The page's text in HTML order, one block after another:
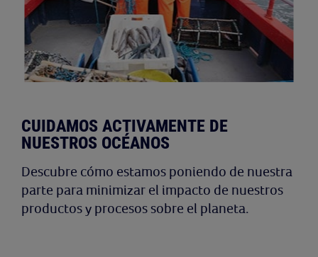
CUIDAMOS ACTIVAMENTE DE
NUESTROS OCÉANOS
Descubre cómo estamos poniendo de nuestra
parte para minimizar el impacto de nuestros
productos y procesos sobre el planeta.